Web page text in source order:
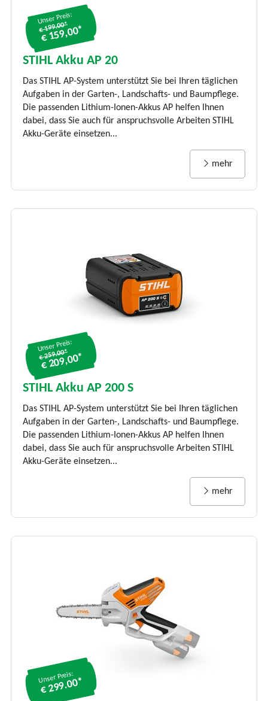
Unser Preis:
€ 199.00*
€ 159,00*
STIHL Akku AP 20
Das STIHL AP-System unterstützt Sie bei Ihren täglichen
Aufgaben in der Garten-, Landschafts- und Baumpflege.
Die passenden Lithium-Ionen-Akkus AP helfen Ihnen
dabei, dass Sie auch für anspruchsvolle Arbeiten STIHL
Akku-Geräte einsetzen...
mehr
Unser Preis:
€ 259.00*
€ 209,00*
STIHL Akku AP 200 S
Das STIHL AP-System unterstützt Sie bei Ihren täglichen
Aufgaben in der Garten-, Landschafts- und Baumpflege.
Die passenden Lithium-Ionen-Akkus AP helfen Ihnen
dabei, dass Sie auch für anspruchsvolle Arbeiten STIHL
Akku-Geräte einsetzen...
mehr
Unser Preis:
€ 299.00*